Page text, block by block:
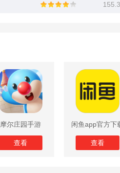
摩尔庄园手游
查看
闲鱼app官方下
查看